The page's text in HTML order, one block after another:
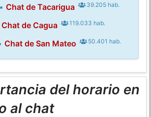
Chat de Tacarigua 39.205 hab.
Chat de Cagua 119.033 hab.
Chat de San Mateo 50.401 hab.
del horario en
al chat